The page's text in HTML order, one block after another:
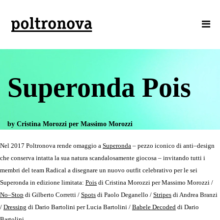
Superonda Pois
by Cristina Morozzi per Massimo Morozzi
Nel 2017 Poltronova rende omaggio a Superonda – pezzo iconico di anti–design
che conserva intatta la sua natura scandalosamente giocosa – invitando tutti i
membri del team Radical a disegnare un nuovo outfit celebrativo per le sei
Superonda in edizione limitata: Pois di Cristina Morozzi per Massimo Morozzi /
No–Stop di Gilberto Corretti / Spots di Paolo Deganello / Stripes di Andrea Branzi
/ Dressing di Dario Bartolini per Lucia Bartolini / Babele Decoded di Dario